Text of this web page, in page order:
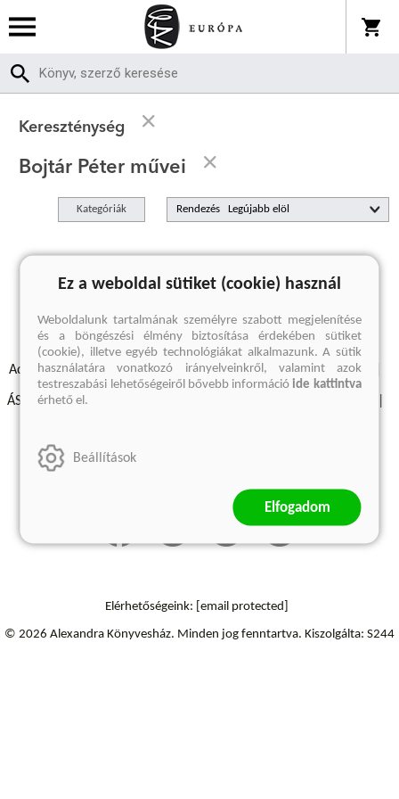
Kereszténység
Bojtár Péter művei
Kategóriák Rendezés
A keresett kifejezésre nincs találat
Adatvédelmi szabályzatok Elállási felmondási nyilatkozat
ÁSZF - Vásárlási feltételek
Szállítási információk
Elérhetőségeink: [email protected]
© 2026 Alexandra Könyvesház. Minden jog fenntartva. Kiszolgálta: S244
Ez a weboldal sütiket (cookie) használ
Weboldalunk tartalmának személyre szabott megjelenítése
és a böngészési élmény biztosítása érdekében sütiket
(cookie), illetve egyéb technológiákat alkalmazunk. A sütik
használatára vonatkozó irányelveinkről, valamint azok
testreszabási lehetőségeiről bővebb információide kattintva
érhető el.
Beállítások
Elfogadom